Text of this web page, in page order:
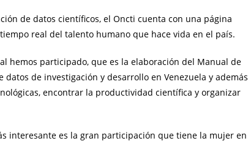
de datos científicos, el Oncti cuenta con una página
real del talento humano que hace vida en el país.
hemos participado, que es la elaboración del Manual de
de investigación y desarrollo en Venezuela y además
encontrar la productividad científica y organizar
interesante es la gran participación que tiene la mujer en